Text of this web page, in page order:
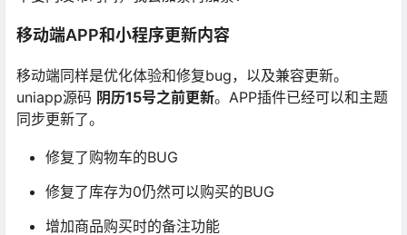
移动端APP和小程序更新内容
移动端同样是优化体验和修复bug，以及兼容更新。
uniapp源码 阴历15号之前更新。APP插件已经可以和主题
同步更新了。
修复了购物车的BUG
修复了库存为0仍然可以购买的BUG
增加商品购买时的备注功能